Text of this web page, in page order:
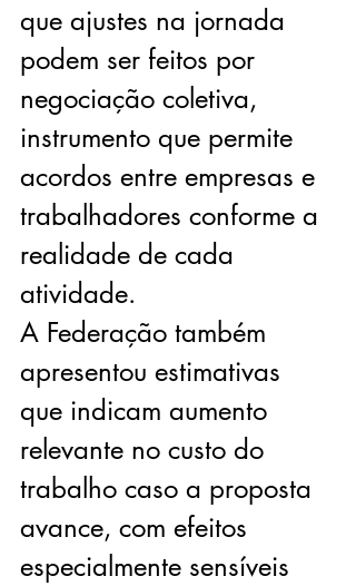
que ajustes na jornada
podem ser feitos por
negociação coletiva,
instrumento que permite
acordos entre empresas e
trabalhadores conforme a
realidade de cada
atividade.
A Federação também
apresentou estimativas
que indicam aumento
relevante no custo do
trabalho caso a proposta
avance, com efeitos
especialmente sensíveis